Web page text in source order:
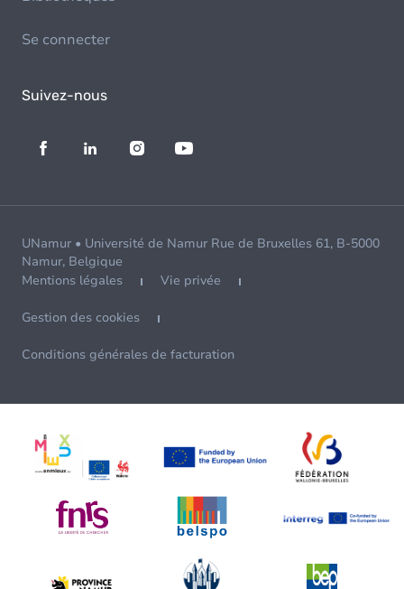
Se connecter
Suivez-nous
UNamur • Université de Namur Rue de Bruxelles 61, B-5000
Namur, Belgique
Mentions légales
Vie privée
Gestion des cookies
Conditions générales de facturation